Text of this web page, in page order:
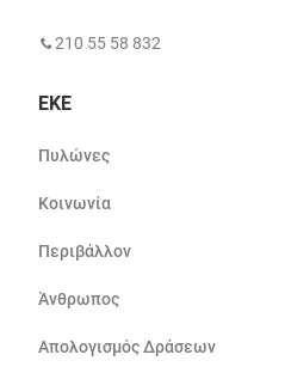
210 55 58 832
ΕΚΕ
Πυλώνες
Κοινωνία
Περιβάλλον
Άνθρωπος
Απολογισμός Δράσεων